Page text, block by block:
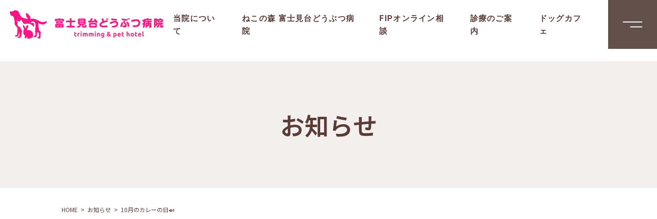
当院につい
て
ねこの森 富士見台どうぶつ病
院
FIPオンライン相
談
診療のご案
内
ドッグカフ
ェ
お知らせ
HOME お知らせ 10月のカレーの日🍛